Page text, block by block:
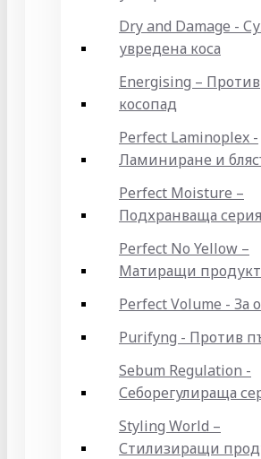
Dry and Damage -
увредена коса
Energising – Против
косопад
Perfect Laminoplex -
Ламиниране и
Perfect Moisture –
Подхранваща серия
Perfect No Yellow –
Матиращи
Perfect Volume - За
Purifyng - Против
Sebum Regulation -
Себорегулираща
Styling World –
Стилизиращи